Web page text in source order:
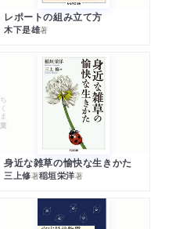
レポートの組み立て方
木下是雄著
ちくま文庫
身近な雑草の愉快な生きかた
三上修著稲垣栄洋著